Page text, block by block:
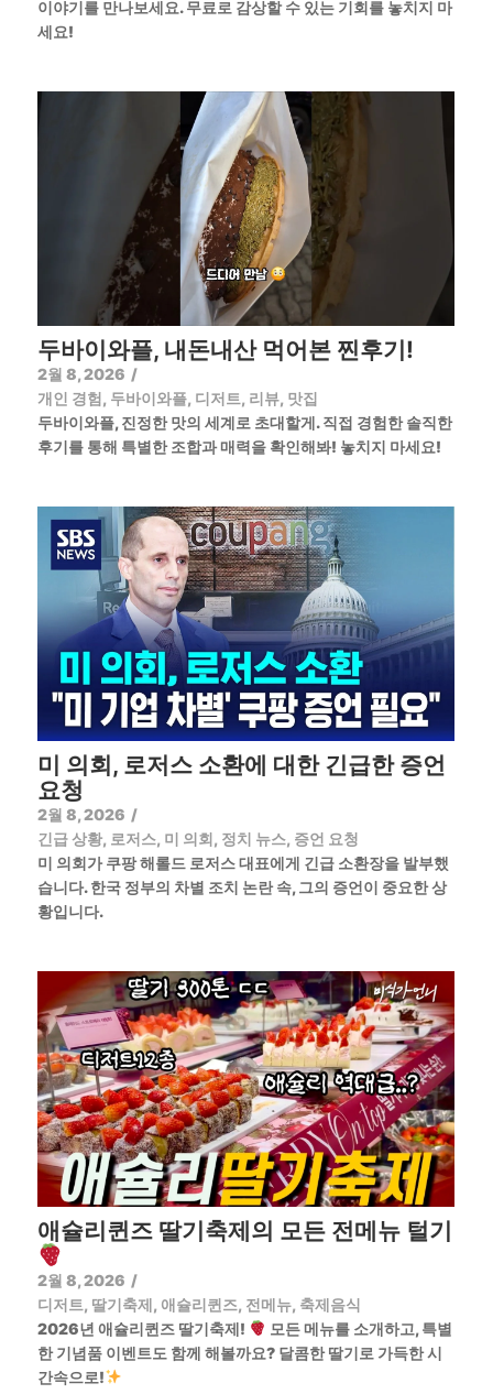
이야기를 만나보세요. 무료로 감상할 수 있는 기회를 놓치지 마
세요!
두바이와플, 내돈내산 먹어본 찐후기!
2월 8, 2026 /
개인 경험, 두바이와플, 디저트, 리뷰, 맛집
두바이와플, 진정한 맛의 세계로 초대할게. 직접 경험한 솔직한
후기를 통해 특별한 조합과 매력을 확인해봐! 놓치지 마세요!
미 의회, 로저스 소환에 대한 긴급한 증언
요청
2월 8, 2026 /
긴급 상황, 로저스, 미 의회, 정치 뉴스, 증언 요청
미 의회가 쿠팡 해롤드 로저스 대표에게 긴급 소환장을 발부했
습니다. 한국 정부의 차별 조치 논란 속, 그의 증언이 중요한 상
황입니다.
애슐리퀸즈 딸기축제의 모든 전메뉴 털기
2월 8, 2026 /
디저트, 딸기축제, 애슐리퀸즈, 전메뉴, 축제음식
2026년 애슐리퀸즈 딸기축제!
모든 메뉴를 소개하고, 특별
한 기념품 이벤트도 함께 해볼까요? 달콤한 딸기로 가득한 시
간속으로!